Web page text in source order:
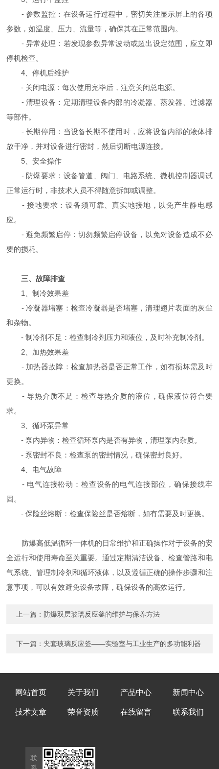
- 参数监控：在设备运行过程中，密切关注显示屏上的各项
参数，如温度、压力、流量等，确保其在正常范围内。
- 异常处理：若发现参数异常波动或超出设定范围，应立即
停机检查。
4、停机后维护
- 关闭电源：每次使用完毕后，注意关闭总电源。
- 清理设备：定期清理设备内部的冷凝器、蒸发器、过滤器
等部件。
- 长期停用：当设备长期不使用时，应将设备内部的液体排
放干净，并对设备进行密封，然后切断电源连接。
5、安全操作
- 防爆要求：设备管道、阀门、电路系统、微机控制器调试
正常运行时，非技术人员不得随意拆卸或调整。
- 接地要求：设备须可靠、真实地接地，以免产生静电感
应。
- 避免频繁启停：切勿频繁启停设备，以免对设备造成不必
要的损耗。
三、故障排查
1、制冷效果差
- 冷凝器堵塞：检查冷凝器是否堵塞，清理翅片表面的灰尘
和杂物。
- 制冷剂不足：检查制冷剂压力和液位，及时补充制冷剂。
2、加热效果差
- 加热器故障：检查加热器是否正常工作，如有损坏需及时
更换。
- 导热介质不足：检查导热介质的液位，确保液位符合要
求。
3、循环泵异常
- 泵内异物：检查循环泵内是否有异物，清理泵内杂质。
- 泵密封不良：检查泵的密封情况，确保密封良好。
4、电气故障
- 电气连接松动：检查设备的电气连接部位，确保接线牢
固。
- 保险丝熔断：检查保险丝是否熔断，如有需要及时更换。
防爆高低温循环一体机的日常维护和正确操作对于设备的安
全运行和使用寿命至关重要。通过定期清洁设备、检查管路和电
气系统、管理制冷剂和循环液体，以及遵循正确的操作步骤和注
意事项，可以有效避免设备故障，确保设备的高效运行。
上一篇： 防爆双层玻璃反应釜的维护与保养方法
下一篇：夹套玻璃反应釜——实验室与工业生产的多功能利器
网站首页 关于我们 产品中心 新闻中心
技术文章 荣誉资质 在线留言 联系我们
联